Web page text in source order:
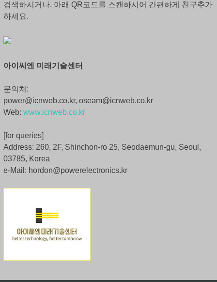
검색하시거나, 아래 QR코드를 스캔하시어 간편하게 친구추가
하세요.
아이씨엔 미래기술센터
문의처:
power@icnweb.co.kr, oseam@icnweb.co.kr
Web: www.icnweb.co.kr
[for queries]
Address: 260, 2F, Shinchon-ro 25, Seodaemun-gu, Seoul,
03785, Korea
e-Mail: hordon@powerelectronics.kr